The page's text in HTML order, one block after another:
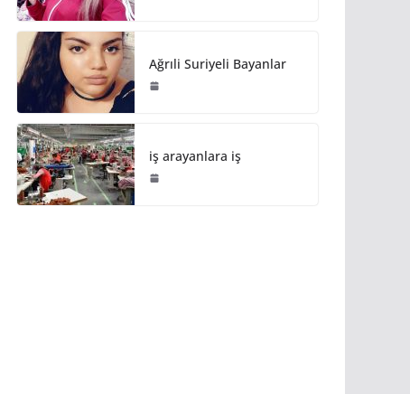
Ağrıli Suriyeli Bayanlar
iş arayanlara iş